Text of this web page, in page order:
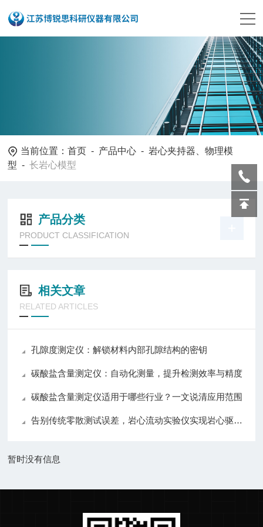
当前位置：首页 - 产品中心 -岩心夹持器、物理模
型 -长岩心模型
产品分类
PRODUCT CLASSIFICATION
相关文章
RELATED ARTICLES
孔隙度测定仪：解锁材料内部孔隙结构的密钥
碳酸盐含量测定仪：自动化测量，提升检测效率与精度
碳酸盐含量测定仪适用于哪些行业？一文说清应用范围
告别传统零散测试误差，岩心流动实验仪实现岩心驱替全流程自动化精准控制
暂时没有信息